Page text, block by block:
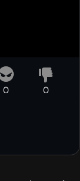
0
0